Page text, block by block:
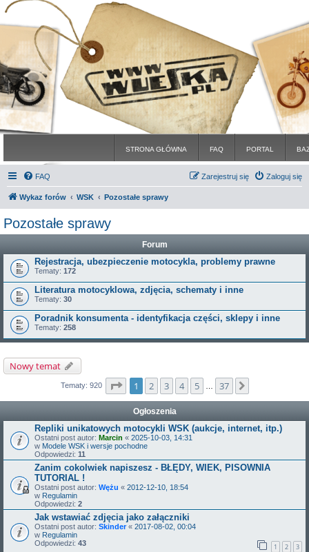
STRONA GŁÓWNA FAQ PORTAL
FAQ Zaloguj się
Zarejestruj się
Wykaz forów WSK Pozostałe sprawy
Pozostałe sprawy
Forum
Rejestracja, ubezpieczenie motocykla, problemy prawne
Tematy: 172
Literatura motocyklowa, zdjęcia, schematy i inne
Tematy: 30
Poradnik konsumenta - identyfikacja części, sklepy i inne
Tematy: 258
Nowy temat
Tematy: 920 Strona1 z37
1 2 3 4 5 37
Ogłoszenia
Repliki unikatowych motocykli WSK (aukcje, internet, itp.)
Ostatni post autor: Marcin « 2025-10-03, 14:31
w Modele WSK i wersje pochodne
Odpowiedzi: 11
Zanim cokolwiek napiszesz - BŁĘDY, WIEK, PISOWNIA
TUTORIAL !
Ostatni post autor: Wężu « 2012-12-10, 18:54
w Regulamin
Odpowiedzi: 2
Jak wstawiać zdjęcia jako załączniki
Ostatni post autor: Skinder« 2017-08-02, 00:04
w Regulamin
Odpowiedzi: 43 1 2 3